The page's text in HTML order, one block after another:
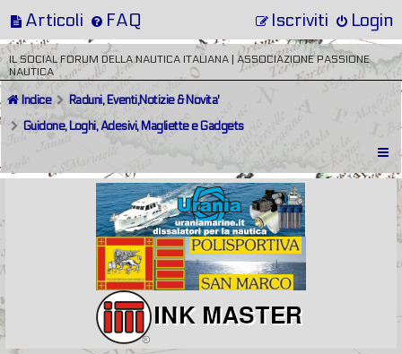
Articoli FAQ Login
Iscriviti
IL SOCIAL FORUM DELLA NAUTICA ITALIANA | ASSOCIAZIONE PASSIONE
NAUTICA
Indice
Raduni, Eventi,Notizie & Novita'
Guidone, Loghi, Adesivi, Magliette e Gadgets